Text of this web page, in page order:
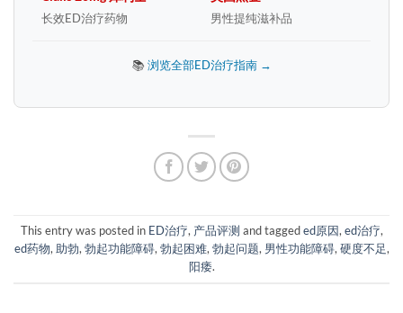
长效ED治疗药物 男性提纯滋补品
📚 浏览全部ED治疗指南 →
This entry was posted in ED治疗, 产品评测 and taggeded原因, ed治疗,
ed药物, 助勃, 勃起功能障碍, 勃起困难, 勃起问题, 男性功能障碍, 硬度不足,
阳痿.